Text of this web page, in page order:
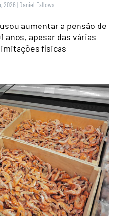
2026 | Daniel Fallows
aumentar a pensão de
anos, apesar das várias
físicas